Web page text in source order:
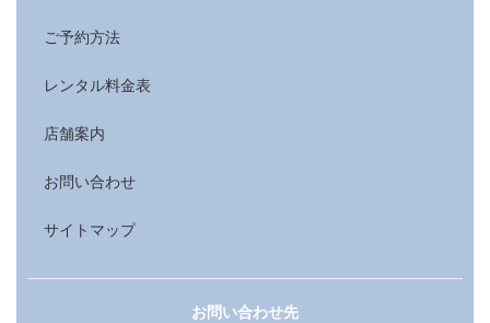
ご予約方法
レンタル料金表
店舗案内
お問い合わせ
サイトマップ
お問い合わせ先